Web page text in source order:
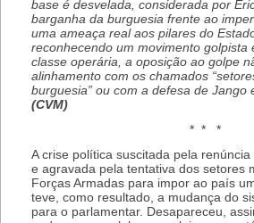
base é desvelada, considerada por
barganha da burguesia frente ao
uma ameaça real aos pilares do
reconhecendo um movimento golpista
classe operária, a oposição ao golpe
alinhamento com os chamados
burguesia” ou com a defesa de Jango
(CVM)
* * *
A crise política suscitada pela
e agravada pela tentativa dos setores
Forças Armadas para impor ao país
teve, como resultado, a mudança do
para o parlamentar. Desapareceu,